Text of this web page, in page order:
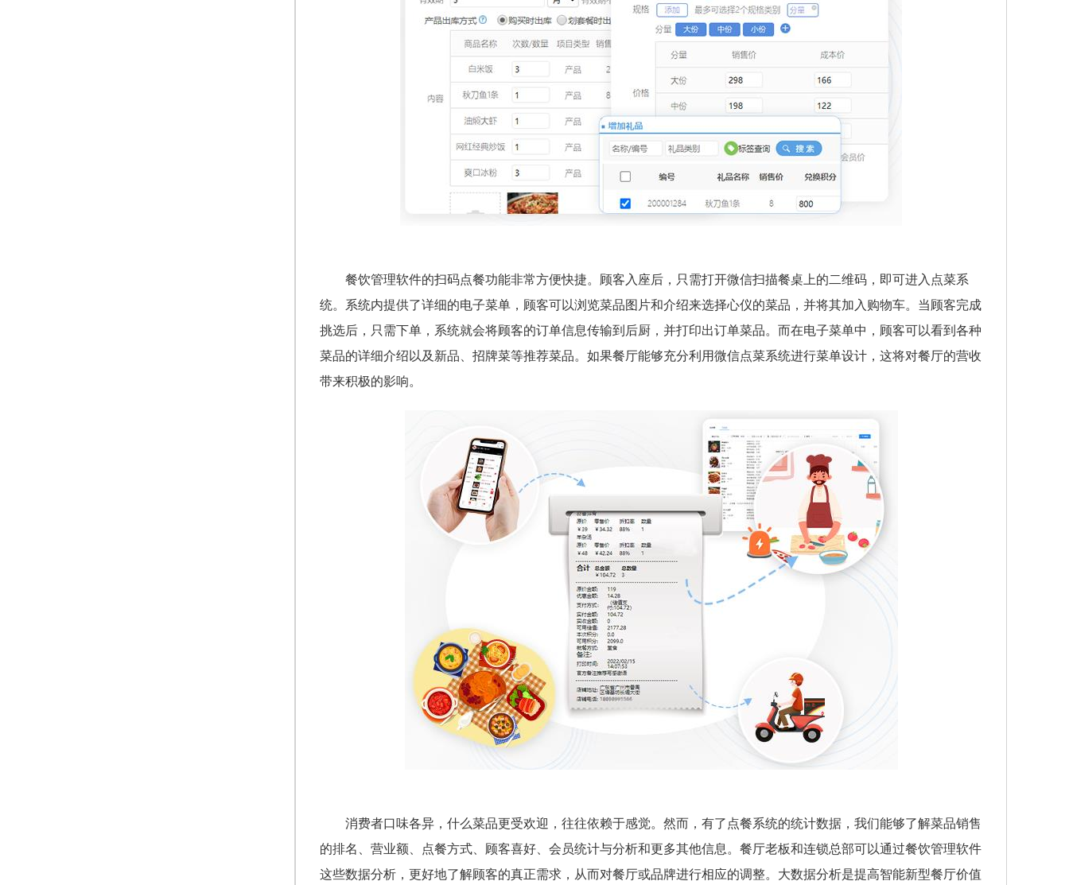
餐饮管理软件的扫码点餐功能非常方便快捷。顾客入座后，只需打开微信扫描餐桌上的二维码，即可进入点菜系
统。系统内提供了详细的电子菜单，顾客可以浏览菜品图片和介绍来选择心仪的菜品，并将其加入购物车。当顾客完成
挑选后，只需下单，系统就会将顾客的订单信息传输到后厨，并打印出订单菜品。而在电子菜单中，顾客可以看到各种
菜品的详细介绍以及新品、招牌菜等推荐菜品。如果餐厅能够充分利用微信点菜系统进行菜单设计，这将对餐厅的营收
带来积极的影响。
消费者口味各异，什么菜品更受欢迎，往往依赖于感觉。然而，有了点餐系统的统计数据，我们能够了解菜品销售
的排名、营业额、点餐方式、顾客喜好、会员统计与分析和更多其他信息。餐厅老板和连锁总部可以通过餐饮管理软件
这些数据分析，更好地了解顾客的真正需求，从而对餐厅或品牌进行相应的调整。大数据分析是提高智能新型餐厅价值